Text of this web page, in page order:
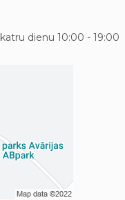
katru dienu 10:00 - 19:00